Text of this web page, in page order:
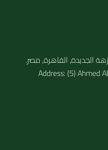
الجديدة, القاهرة, مصر.
Address: (5) Ahmed